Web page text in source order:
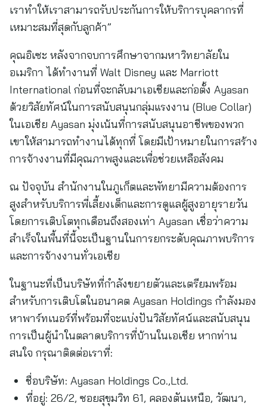
เราทำให้เราสามารถรับประกันการให้บริการบุคลากรที่
เหมาะสมที่สุดกับลูกค้า”
คุณอิเซะ หลังจากจบการศึกษาจากมหาวิทยาลัยใน
อเมริกา ได้ทำงานที่ Walt Disney และ Marriott
International ก่อนที่จะกลับมาเอเชียและก่อตั้ง Ayasan
ด้วยวิสัยทัศน์ในการสนับสนุนกลุ่มแรงงาน (Blue Collar)
ในเอเชีย Ayasan มุ่งเน้นที่การสนับสนุนอาชีพของพวก
เขาให้สามารถทำงานได้ทุกที่ โดยมีเป้าหมายในการสร้าง
การจ้างงานที่มีคุณภาพสูงและเพื่อช่วยเหลือสังคม
ณ ปัจจุบัน สำนักงานในภูเก็ตและพัทยามีความต้องการ
สูงสำหรับบริการพี่เลี้ยงเด็กและการดูแลผู้สูงอายุรายวัน
โดยการเติบโตทุกเดือนถึงสองเท่า Ayasan เชื่อว่าความ
สำเร็จในพื้นที่นี้จะเป็นฐานในการยกระดับคุณภาพบริการ
และการจ้างงานทั่วเอเชีย
ในฐานะที่เป็นบริษัทที่กำลังขยายตัวและเตรียมพร้อม
สำหรับการเติบโตในอนาคต Ayasan Holdings กำลังมอง
หาพาร์ทเนอร์ที่พร้อมที่จะแบ่งปันวิสัยทัศน์และสนับสนุน
การเป็นผู้นำในตลาดบริการที่บ้านในเอเชีย หากท่าน
สนใจ กรุณาติดต่อเราที่:
ชื่อบริษัท: Ayasan Holdings Co.,Ltd.
ที่อยู่: 26/2, ซอยสุขุมวิท 61, คลองตันเหนือ, วัฒนา,